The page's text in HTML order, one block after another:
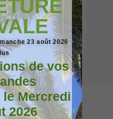
23 août 2026
de vos
Mercredi
2026